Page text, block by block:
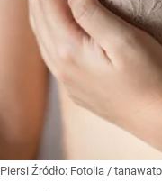
Piersi Źródło: Fotolia /